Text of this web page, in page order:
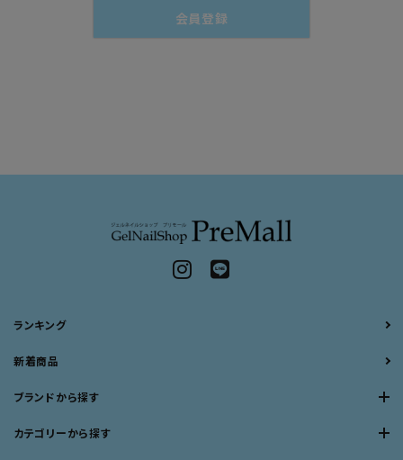
会員登録
ランキング
新着商品
ブランドから探す
カテゴリーから探す